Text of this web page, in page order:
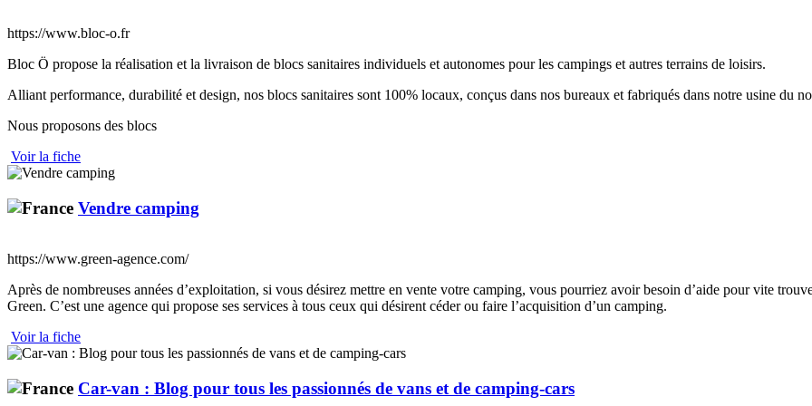
https://www.bloc-o.fr
Bloc Ö propose la réalisation et la livraison de blocs sanitaires individuels et autonomes pour les campings et autres terrains de loisirs.
Alliant performance, durabilité et design, nos blocs sanitaires sont 100% locaux, conçus dans nos bureaux et fabriqués dans notre usine du
Nous proposons des blocs
Voir la fiche
Vendre camping
https://www.green-agence.com/
Après de nombreuses années d’exploitation, si vous désirez mettre en vente votre camping, vous pourriez avoir besoin d’aide pour vite
Green. C’est une agence qui propose ses services à tous ceux qui désirent céder ou faire l’acquisition d’un camping.
Voir la fiche
Car-van : Blog pour tous les passionnés de vans et de camping-cars